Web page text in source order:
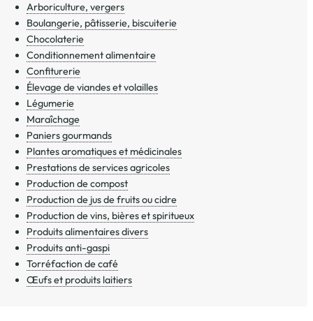
Arboriculture, vergers
Boulangerie, pâtisserie, biscuiterie
Chocolaterie
Conditionnement alimentaire
Confiturerie
Élevage de viandes et volailles
Légumerie
Maraîchage
Paniers gourmands
Plantes aromatiques et médicinales
Prestations de services agricoles
Production de compost
Production de jus de fruits ou cidre
Production de vins, bières et spiritueux
Produits alimentaires divers
Produits anti-gaspi
Torréfaction de café
Œufs et produits laitiers